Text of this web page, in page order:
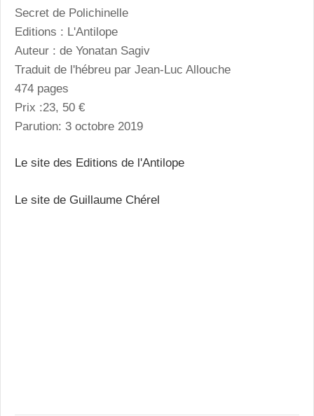
Secret de Polichinelle
Editions : L'Antilope
Auteur : de Yonatan Sagiv
Traduit de l'hébreu par Jean-Luc Allouche
474 pages
Prix :23, 50 €
Parution: 3 octobre 2019
Le site des Editions de l'Antilope
Le site de Guillaume Chérel